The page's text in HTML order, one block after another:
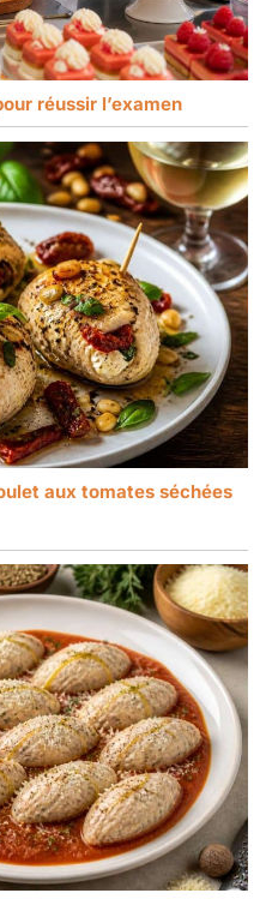
réussir l’examen
aux tomates séchées